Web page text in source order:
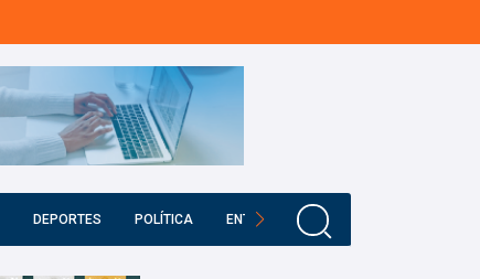
DEPORTES POLÍTICA ENTRETENIMIENTO